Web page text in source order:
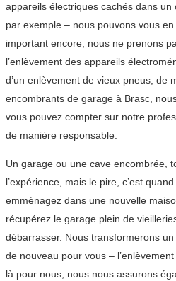
appareils électriques cachés dans
par exemple – nous pouvons vous
important encore, nous ne prenons
l’enlèvement des appareils
d’un enlèvement de vieux pneus, de
encombrants de garage à Brasc,
vous pouvez compter sur notre
de manière responsable.
Un garage ou une cave encombrée,
l’expérience, mais le pire, c’est
emménagez dans une nouvelle
récupérez le garage plein de
débarrasser. Nous transformerons
de nouveau pour vous –
là pour nous, nous nous assurons